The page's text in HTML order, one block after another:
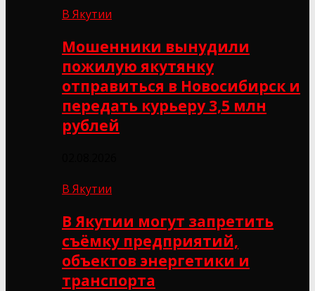
В Якутии
Мошенники вынудили
пожилую якутянку
отправиться в Новосибирск и
передать курьеру 3,5 млн
рублей
В Якутии
В Якутии могут запретить
съёмку предприятий,
объектов энергетики и
транспорта